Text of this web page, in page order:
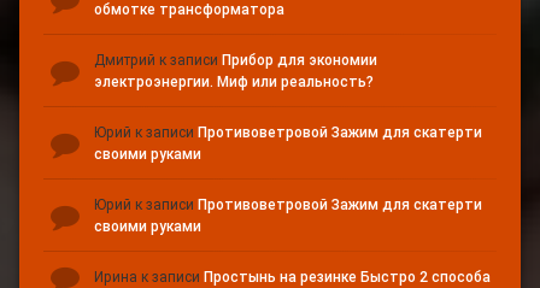
обмотке трансформатора
Дмитрий к записи Прибор для экономии
электроэнергии. Миф или реальность?
Юрий к записи Противоветровой Зажим для скатерти
своими руками
Юрий к записи Противоветровой Зажим для скатерти
своими руками
Ирина к записи Простынь на резинке Быстро 2 способа